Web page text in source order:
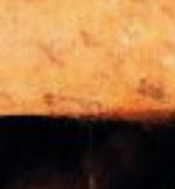
разбрасываю полведра компоста
и стакан золы на квадратный метр.
Иногда вместо золы рассыпаю
фосфорно-калийные удобрения (по
1 ст. ложке на квадратный метр).
Стараюсь тщательно убрать корни
сорняков. Разравниваю
поверхность почвы и нарезаю